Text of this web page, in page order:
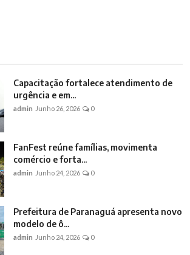
Capacitação fortalece atendimento de
urgência e em...
admin Junho 26, 2026 0
FanFest reúne famílias, movimenta
comércio e forta...
admin Junho 24, 2026 0
Prefeitura de Paranaguá apresenta novo
modelo de ô...
admin Junho 24, 2026 0